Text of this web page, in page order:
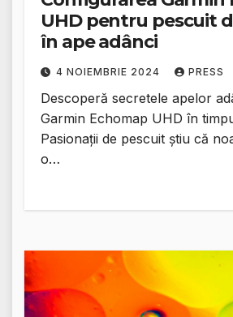
UHD pentru pescuit
în ape adânci
4 NOIEMBRIE 2024 PRESS
Descoperă secretele apelor
Garmin Echomap UHD în
Pasionații de pescuit știu că
o…